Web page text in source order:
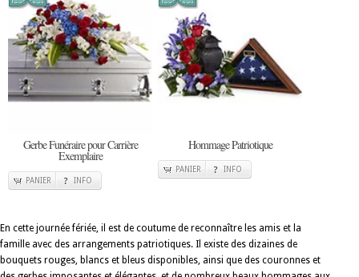
Gerbe Funéraire pour Carrière
Exemplaire
PANIER INFO
Hommage Patriotique
PANIER INFO
En cette journée fériée, il est de coutume de reconnaître les amis et la
famille avec des arrangements patriotiques. Il existe des dizaines de
bouquets rouges, blancs et bleus disponibles, ainsi que des couronnes et